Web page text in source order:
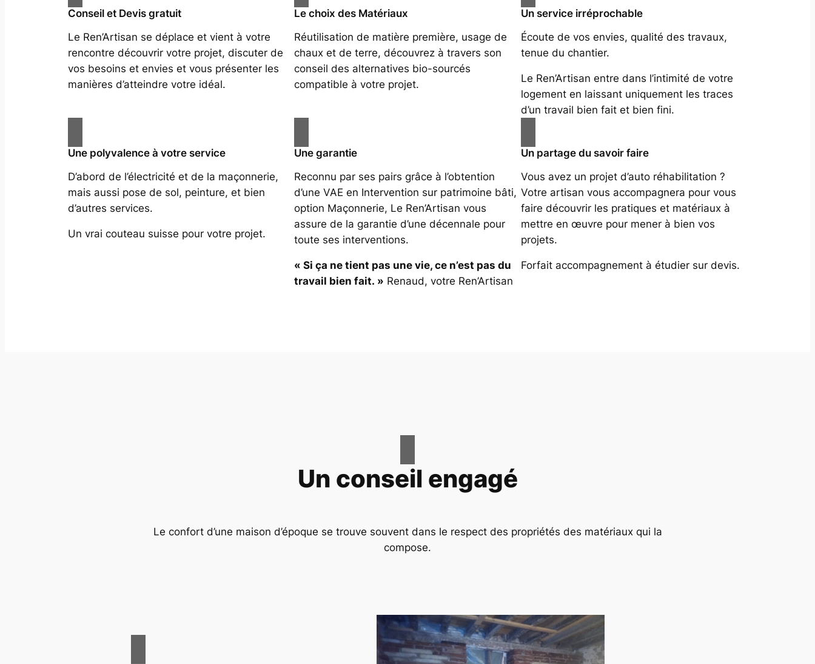
Conseil et Devis gratuit
Le Ren’Artisan se déplace et vient à votre
rencontre découvrir votre projet, discuter de
vos besoins et envies et vous présenter les
manières d’atteindre votre idéal.
Le choix des Matériaux
Réutilisation de matière première, usage de
chaux et de terre, découvrez à travers son
conseil des alternatives bio-sourcés
compatible à votre projet.
Un service irréprochable
Écoute de vos envies, qualité des travaux,
tenue du chantier.
Le Ren’Artisan entre dans l’intimité de votre
logement en laissant uniquement les traces
d’un travail bien fait et bien fini.
Une polyvalence à votre service
D’abord de l’électricité et de la maçonnerie,
mais aussi pose de sol, peinture, et bien
d’autres services.
Un vrai couteau suisse pour votre projet.
Une garantie
Reconnu par ses pairs grâce à l’obtention
d’une VAE en Intervention sur patrimoine bâti,
option Maçonnerie, Le Ren’Artisan vous
assure de la garantie d’une décennale pour
toute ses interventions.
«Si ça ne tient pas une vie, ce n’est pas du
travail bien fait. » Renaud, votre Ren’Artisan
Un partage du savoir faire
Vous avez un projet d’auto réhabilitation ?
Votre artisan vous accompagnera pour vous
faire découvrir les pratiques et matériaux à
mettre en œuvre pour mener à bien vos
projets.
Forfait accompagnement à étudier sur devis.
Un conseil engagé
Le confort d’une maison d’époque se trouve souvent dans le respect des propriétés des matériaux qui la
compose.